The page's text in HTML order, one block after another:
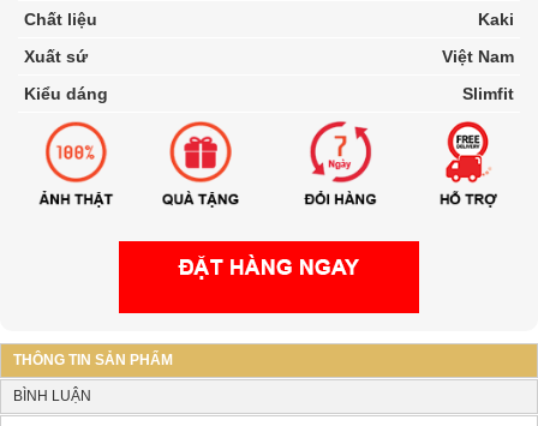
Chất liệu
Kaki
Xuất sứ
Việt Nam
Kiểu dáng
Slimfit
THÔNG TIN SẢN PHẨM
BÌNH LUẬN